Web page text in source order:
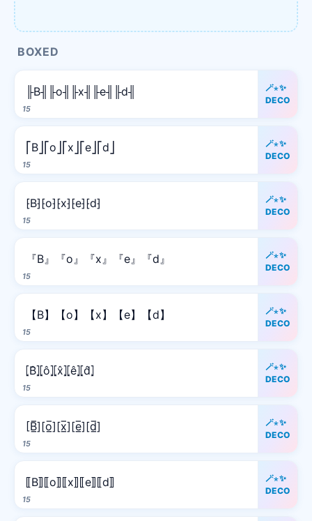
BOXED
15
╟B╢╟o╢╟x╢╟e╢╟d╢
🪄⋆✨
DECO
15
⎡B⎦⎡o⎦⎡x⎦⎡e⎦⎡d⎦
🪄⋆✨
DECO
15
⁅B⁆⁅o⁆⁅x⁆⁅e⁆⁅d⁆
🪄⋆✨
DECO
15
『B』『o』『x』『e』『d』
🪄⋆✨
DECO
15
【B】【o】【x】【e】【d】
🪄⋆✨
DECO
15
⦏B̂⦎⦏ô⦎⦏x̂⦎⦏ê⦎⦏d̂⦎
🪄⋆✨
DECO
15
[B̲̅][o̲̅][x̲̅][e̲̅][d̲̅]
🪄⋆✨
DECO
15
⟦B⟧⟦o⟧⟦x⟧⟦e⟧⟦d⟧
🪄⋆✨
DECO